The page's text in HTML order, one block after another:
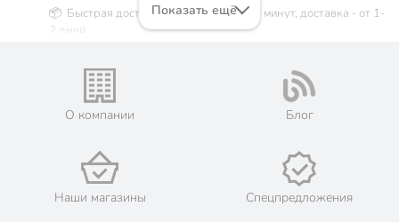
📦 Быстрая доставка. Самовывоз от 60 минут, доставка - от 1-
2 дней.
Жители Московской области могут сделать заказ и оплатить
его онлайн на официальном сайте сети магазинов Порядок.
💳 Оплата: онлайн на сайте интернет-гипермаркета или
🛍 Скидки, акции, распродажи каждый день!
📜 Только оригинальная продукция. Интернет-гипермаркет
Порядок - официальный представитель ведущих мировых
марок.
Показать ещё
О компании Блог
Наши магазины Спецпредложения